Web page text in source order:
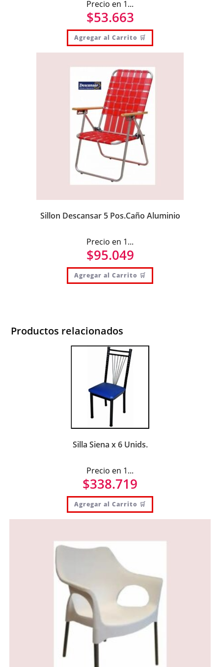
Precio en 1...
$53.663
Agregar al Carrito 🛒
Sillon Descansar 5 Pos.Caño Aluminio
Precio en 1...
$95.049
Agregar al Carrito 🛒
Productos relacionados
Silla Siena x 6 Unids.
Precio en 1...
$338.719
Agregar al Carrito 🛒